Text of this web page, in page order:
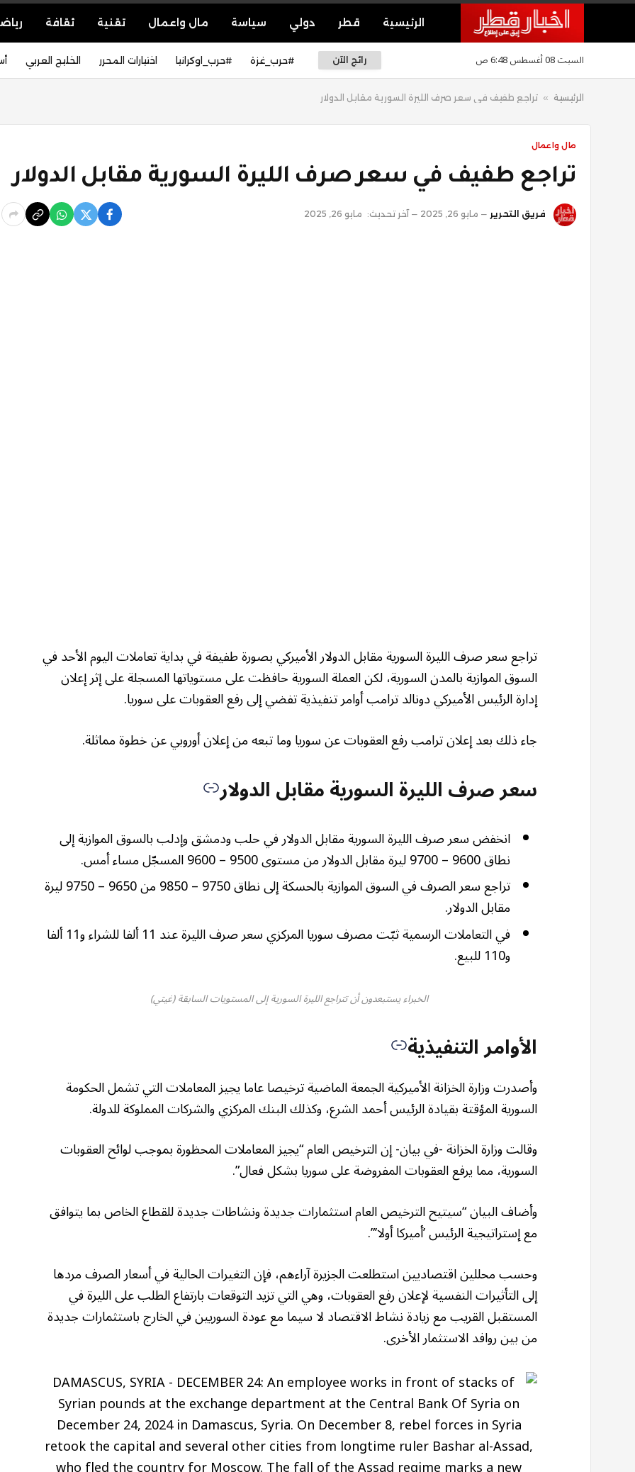
الرئيسية قطر دولي سياسة مال واعمال تقنية ثقافة
السبت 08 أغسطس 6:48 ص رائج الآن #حرب_غزة #حرب_اوكرانيا اختيارات المحرر الخليج العربي
الرئيسية » تراجع طفيف في سعر صرف الليرة السورية مقابل الدولار
مال واعمال
تراجع طفيف في سعر صرف الليرة السورية مقابل الدولار
فريق التحرير مايو 26, 2025 آخر تحديث: مايو 26, 2025
تراجع سعر صرف الليرة السورية مقابل الدولار الأميركي بصورة طفيفة في بداية تعاملات اليوم الأحد في
السوق الموازية بالمدن السورية، لكن العملة السورية حافظت على مستوياتها المسجلة على إثر إعلان
إدارة الرئيس الأميركي دونالد ترامب أوامر تنفيذية تفضي إلى رفع العقوبات على سوريا.
جاء ذلك بعد إعلان ترامب رفع العقوبات عن سوريا وما تبعه من إعلان أوروبي عن خطوة مماثلة.
سعر صرف الليرة السورية مقابل الدولار
انخفض سعر صرف الليرة السورية مقابل الدولار في حلب ودمشق وإدلب بالسوق الموازية إلى
نطاق 9600 – 9700 ليرة مقابل الدولار من مستوى 9500 – 9600 المسجّل مساء أمس.
تراجع سعر الصرف في السوق الموازية بالحسكة إلى نطاق 9750 – 9850 من 9650 – 9750 ليرة
مقابل الدولار.
في التعاملات الرسمية ثبّت مصرف سوريا المركزي سعر صرف الليرة عند 11 ألفا للشراء و11 ألفا
و110 للبيع.
الخبراء يستبعدون أن تتراجع الليرة السورية إلى المستويات السابقة (غيتي)
الأوامر التنفيذية
وأصدرت وزارة الخزانة الأميركية الجمعة الماضية ترخيصا عاما يجيز المعاملات التي تشمل الحكومة
السورية المؤقتة بقيادة الرئيس أحمد الشرع، وكذلك البنك المركزي والشركات المملوكة للدولة.
وقالت وزارة الخزانة -في بيان- إن الترخيص العام “يجيز المعاملات المحظورة بموجب لوائح العقوبات
السورية، مما يرفع العقوبات المفروضة على سوريا بشكل فعال”.
وأضاف البيان “سيتيح الترخيص العام استثمارات جديدة ونشاطات جديدة للقطاع الخاص بما يتوافق
مع إستراتيجية الرئيس ’أميركا أولا’”.
وحسب محللين اقتصاديين استطلعت الجزيرة آراءهم، فإن التغيرات الحالية في أسعار الصرف مردها
إلى التأثيرات النفسية لإعلان رفع العقوبات، وهي التي تزيد التوقعات بارتفاع الطلب على الليرة في
المستقبل القريب مع زيادة نشاط الاقتصاد لا سيما مع عودة السوريين في الخارج باستثمارات جديدة
من بين روافد الاستثمار الأخرى.